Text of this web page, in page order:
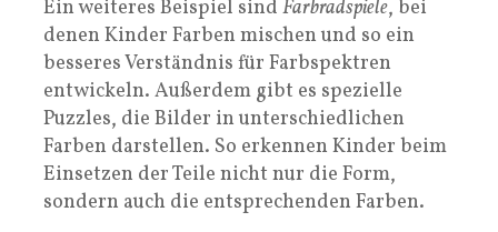
Ein weiteres Beispiel sind Farbradspiele, bei
denen Kinder Farben mischen und so ein
besseres Verständnis für Farbspektren
entwickeln. Außerdem gibt es spezielle
Puzzles, die Bilder in unterschiedlichen
Farben darstellen. So erkennen Kinder beim
Einsetzen der Teile nicht nur die Form,
sondern auch die entsprechenden Farben.